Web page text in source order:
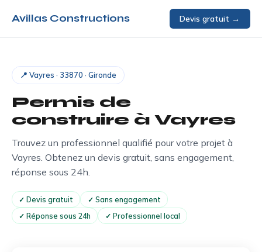
Avillas Constructions Devis gratuit →
📍 Vayres · 33870 · Gironde
Permis de
construire à Vayres
Trouvez un professionnel qualifié pour votre projet à
Vayres. Obtenez un devis gratuit, sans engagement,
réponse sous 24h.
✓ Devis gratuit
✓ Sans engagement
✓ Réponse sous 24h
✓ Professionnel local